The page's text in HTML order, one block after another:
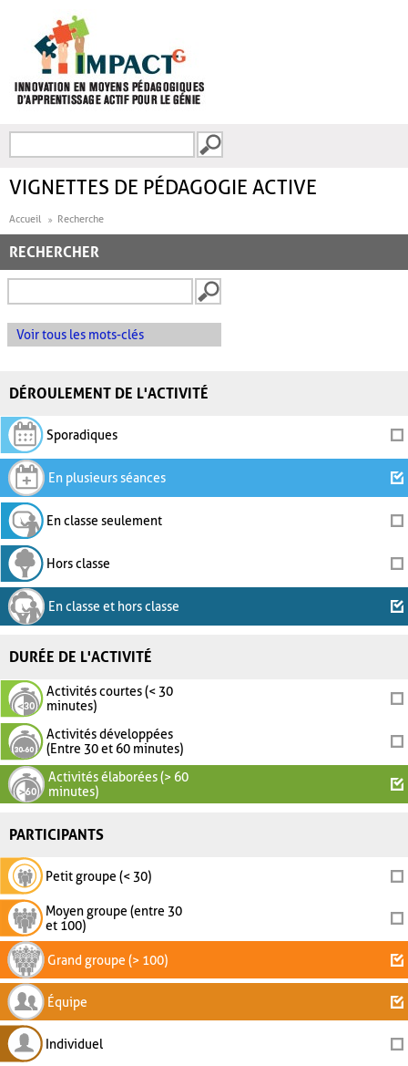
FORMULAIRE DE
VIGNETTES DE PÉDAGOGIE ACTIVE
Accueil Recherche
RECHERCHER
Voir tous les mots-clés
DÉROULEMENT DE L'ACTIVITÉ
Sporadiques
En plusieurs séances
En classe seulement
Hors classe
En classe et hors classe
DURÉE DE L'ACTIVITÉ
Activités courtes (< 30
minutes)
Activités développées
(Entre 30 et 60 minutes)
Activités élaborées (> 60
minutes)
PARTICIPANTS
Petit groupe (< 30)
Moyen groupe (entre 30
et 100)
Grand groupe (> 100)
Équipe
Individuel